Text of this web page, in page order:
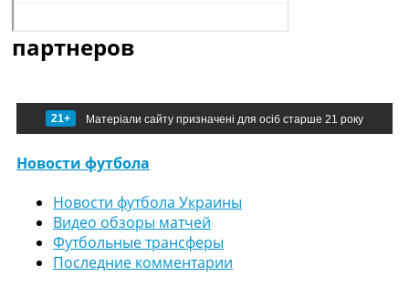
партнеров
21+ Матеріали сайту призначені для осіб старше 21 року
Новости футбола
Новости футбола Украины
Видео обзоры матчей
Футбольные трансферы
Последние комментарии